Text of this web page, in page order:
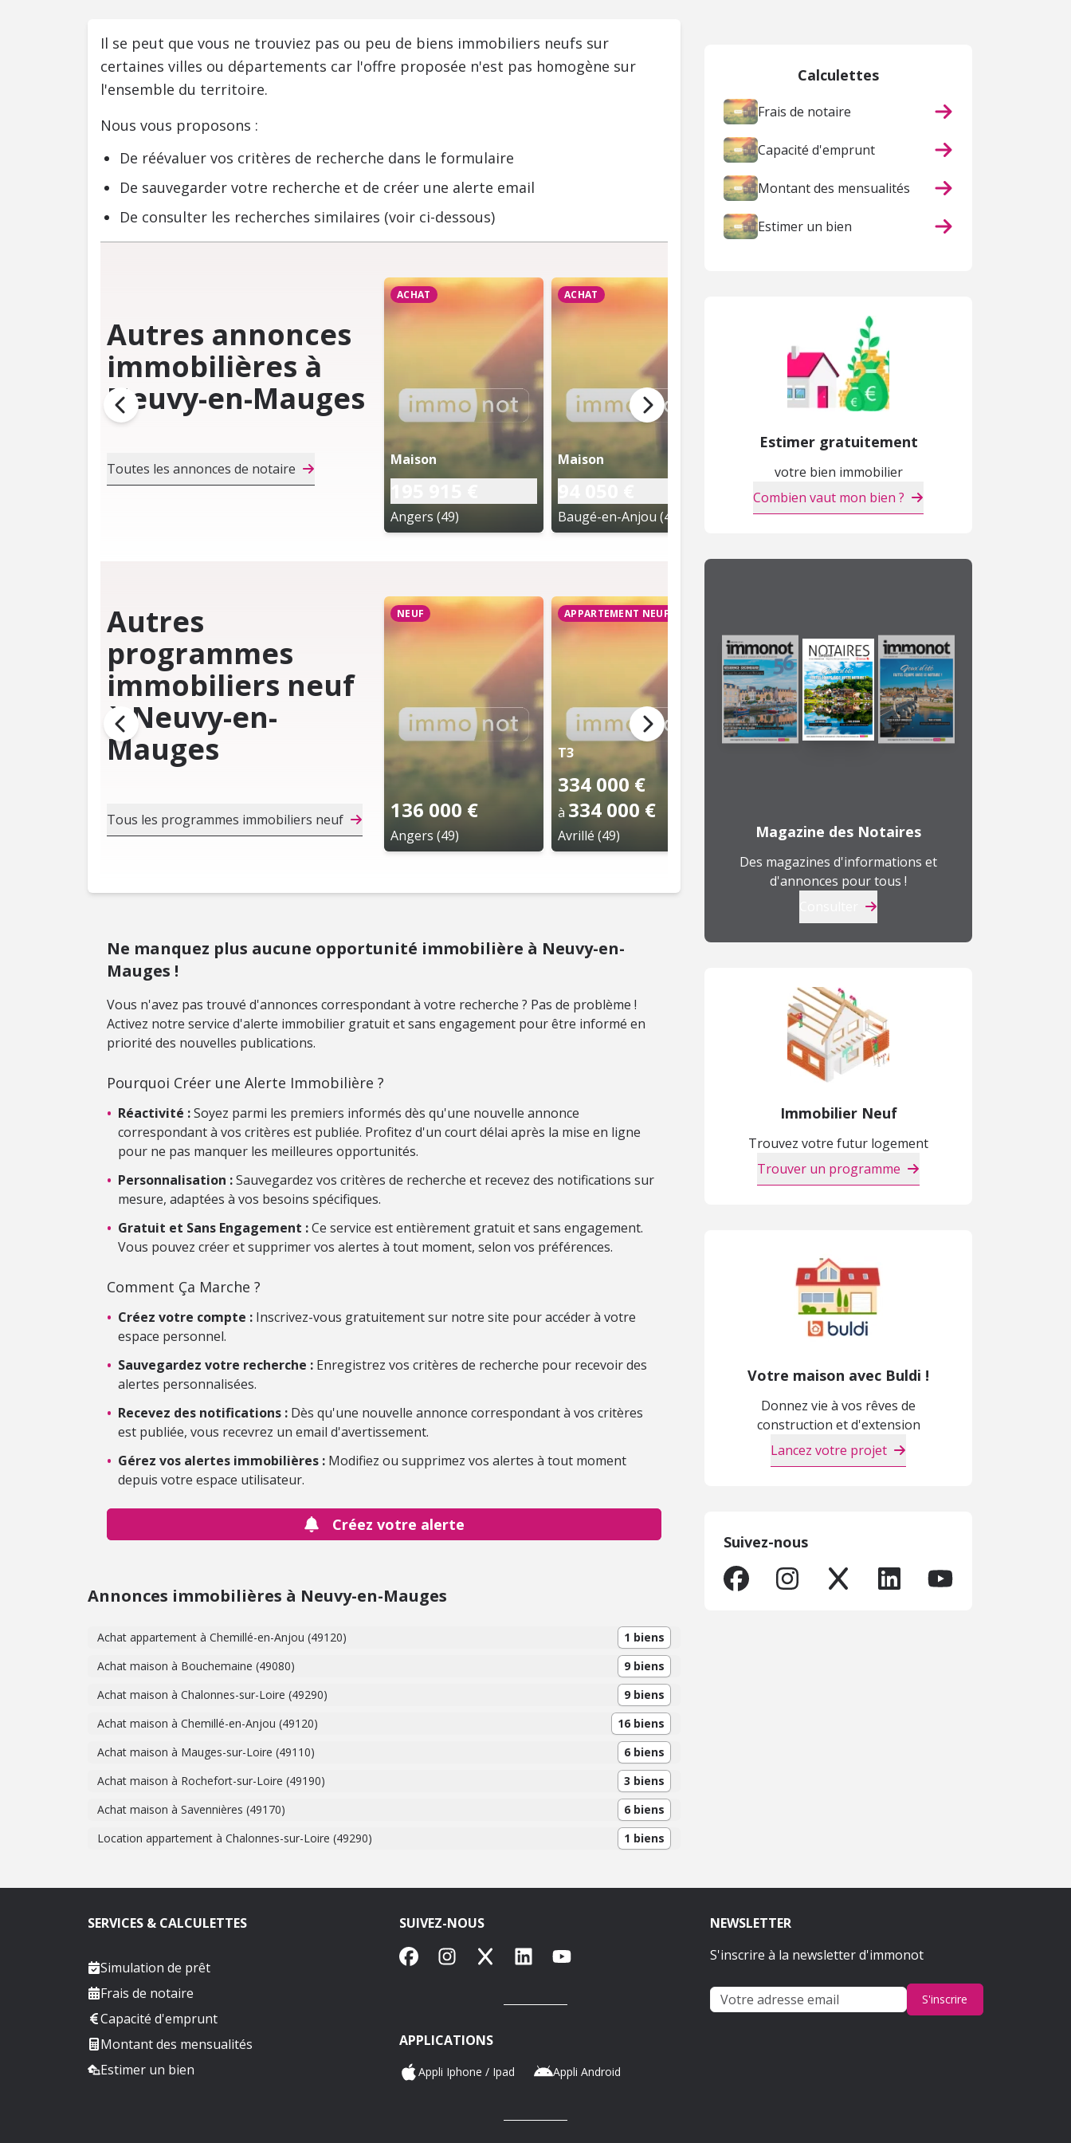
Il se peut que vous ne trouviez pas ou peu de biens immobiliers neufs sur
certaines villes ou départements car l'offre proposée n'est pas homogène sur
l'ensemble du territoire.
Nous vous proposons :
De réévaluer vos critères de recherche dans le formulaire
De sauvegarder votre recherche et de créer une alerte email
De consulter les recherches similaires (voir ci-dessous)
Autres annonces
immobilières à
Neuvy-en-Mauges
Toutes les annonces de notaire
ACHAT
Maison
Angers (49)
ACHAT
Maison
Baugé-en-Anjou (49)
201 400 €
Angers (49)
234 000 €
Saumur (49)
Autres
programmes
immobiliers neuf
à Neuvy-en-
Mauges
Tous les programmes immobiliers neuf
NEUF
136 000 €
Angers (49)
APPARTEMENT NEUF
T3
334 000 €
à 334 000 €
Avrillé (49) Angers (49) Cholet (49)
Ne manquez plus aucune opportunité immobilière à Neuvy-en-
Mauges !
Vous n'avez pas trouvé d'annonces correspondant à votre recherche ? Pas de problème !
Activez notre service d'alerte immobilier gratuit et sans engagement pour être informé en
priorité des nouvelles publications.
Pourquoi Créer une Alerte Immobilière ?
• Réactivité :Soyez parmi les premiers informés dès qu'une nouvelle annonce
correspondant à vos critères est publiée. Profitez d'un court délai après la mise en ligne
pour ne pas manquer les meilleures opportunités.
• Personnalisation :Sauvegardez vos critères de recherche et recevez des notifications sur
mesure, adaptées à vos besoins spécifiques.
• Gratuit et Sans Engagement :Ce service est entièrement gratuit et sans engagement.
Vous pouvez créer et supprimer vos alertes à tout moment, selon vos préférences.
Comment Ça Marche ?
• Créez votre compte : Inscrivez-vous gratuitement sur notre site pour accéder à votre
espace personnel.
• Sauvegardez votre recherche : Enregistrez vos critères de recherche pour recevoir des
alertes personnalisées.
• Recevez des notifications : Dès qu'une nouvelle annonce correspondant à vos critères
est publiée, vous recevrez un email d'avertissement.
• Gérez vos alertes immobilières : Modifiez ou supprimez vos alertes à tout moment
depuis votre espace utilisateur.
Créez votre alerte
Annonces immobilières à Neuvy-en-Mauges
Achat appartement à Chemillé-en-Anjou (49120)
1 biens
Achat maison à Bouchemaine (49080)
9 biens
Achat maison à Chalonnes-sur-Loire (49290)
9 biens
Achat maison à Chemillé-en-Anjou (49120)
16 biens
Achat maison à Mauges-sur-Loire (49110)
6 biens
Achat maison à Rochefort-sur-Loire (49190)
3 biens
Achat maison à Savennières (49170)
6 biens
Location appartement à Chalonnes-sur-Loire (49290)
1 biens
Calculettes
Frais de notaire
Capacité d'emprunt
Montant des mensualités
Estimer un bien
Estimer gratuitement
votre bien immobilier
Combien vaut mon bien ?
Magazine des Notaires
Des magazines d'informations et
d'annonces pour tous !
Immobilier Neuf
Trouvez votre futur logement
Trouver un programme
Votre maison avec Buldi !
Donnez vie à vos rêves de
construction et d'extension
Lancez votre projet
Suivez-nous
SERVICES & CALCULETTES
Simulation de prêt
Frais de notaire
Capacité d'emprunt
Montant des mensualités
Estimer un bien
SUIVEZ-NOUS
FacebookInstagram
X LinkedInYouTube
APPLICATIONS
Appli Iphone / Ipad Appli Android
NEWSLETTER
S'inscrire à la newsletter d'immonot
S'inscrire